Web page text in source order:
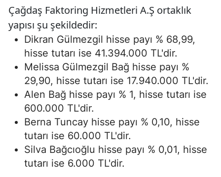
Çağdaş Faktoring Hizmetleri A.Ş ortaklık
yapısı şu şekildedir:
Dikran Gülmezgil hisse payı % 68,99,
hisse tutarı ise 41.394.000 TL'dir.
Melissa Gülmezgil Bağ hisse payı %
29,90, hisse tutarı ise 17.940.000 TL'dir.
Alen Bağ hisse payı % 1, hisse tutarı ise
600.000 TL'dir.
Berna Tuncay hisse payı % 0,10, hisse
tutarı ise 60.000 TL'dir.
Silva Bağcıoğlu hisse payı % 0,01, hisse
tutarı ise 6.000 TL'dir.